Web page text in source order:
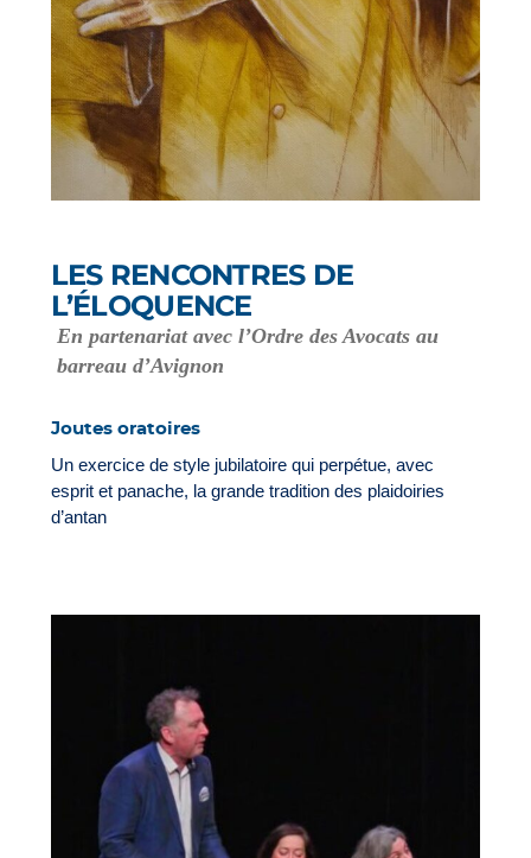
LES RENCONTRES DE
L’ÉLOQUENCE
En partenariat avec l’Ordre des Avocats au
barreau d’Avignon
Joutes oratoires
Un exercice de style jubilatoire qui perpétue, avec
esprit et panache, la grande tradition des plaidoiries
d’antan